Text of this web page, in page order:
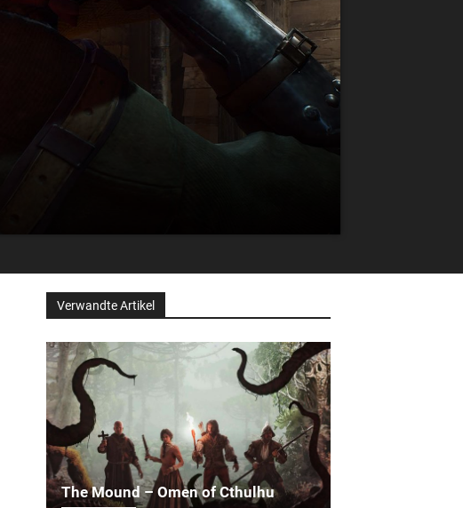
Verwandte Artikel
The Mound – Omen of Cthulhu